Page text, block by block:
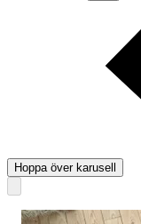
Hoppa över karusell